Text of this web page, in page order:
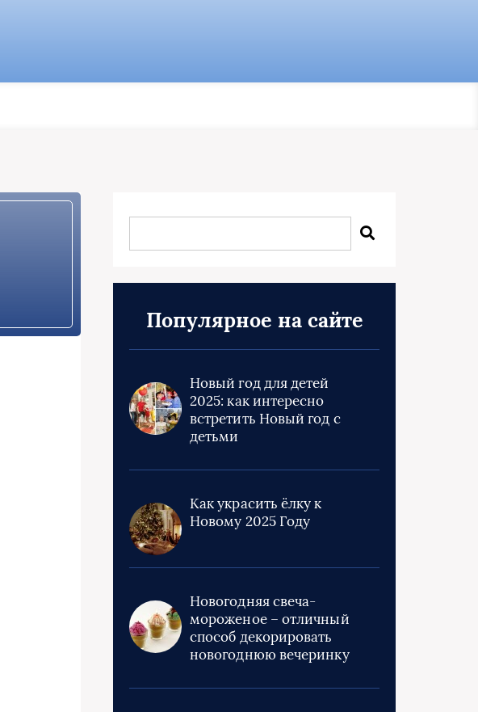
Популярное на сайте
Новый год для детей
2025: как интересно
встретить Новый год с
детьми
Как украсить ёлку к
Новому 2025 Году
Новогодняя свеча-
мороженое – отличный
способ декорировать
новогоднюю вечеринку